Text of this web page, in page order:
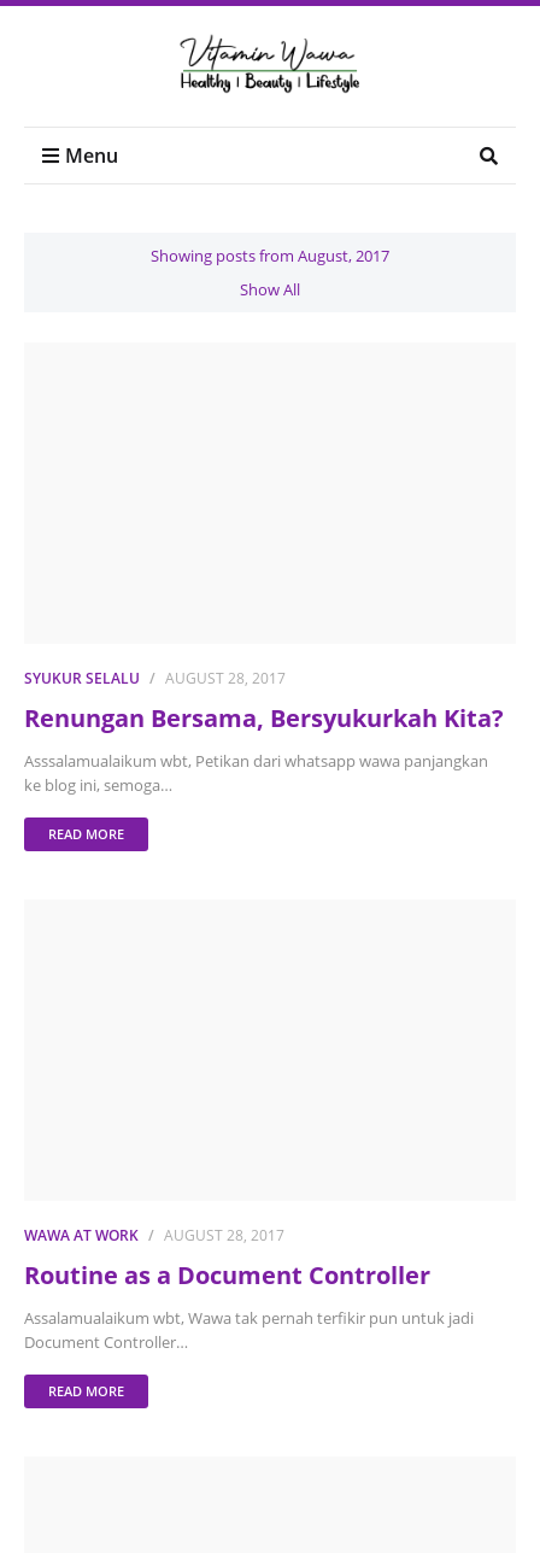
Menu
Showing posts from August, 2017
Show All
SYUKUR SELALU AUGUST 28, 2017
Renungan Bersama, Bersyukurkah Kita?
Asssalamualaikum wbt, Petikan dari whatsapp wawa panjangkan
ke blog ini, semoga…
READ MORE
WAWA AT WORK AUGUST 28, 2017
Routine as a Document Controller
Assalamualaikum wbt, Wawa tak pernah terfikir pun untuk jadi
Document Controller…
READ MORE